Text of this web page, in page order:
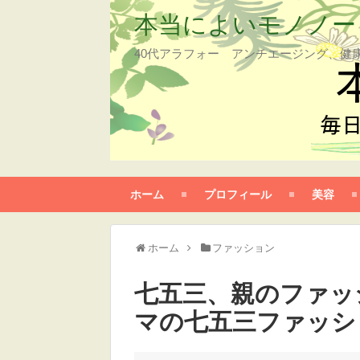
本当によいモノノ
40代アラフォー アンチエージング、健
ホーム プロフィール 美容
ホーム ファッション
七五三、親のファ
マの七五三ファッ